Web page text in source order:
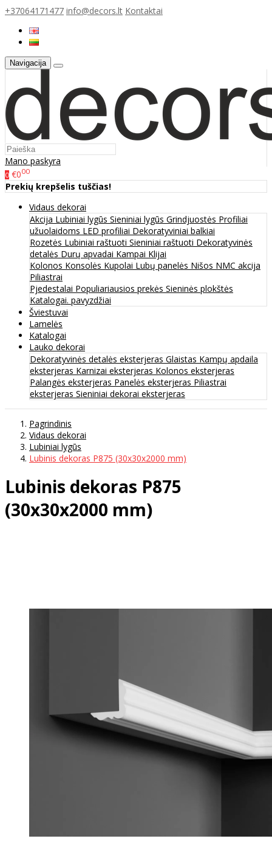
+37064171477 info@decors.lt Kontaktai
Navigacija
Mano paskyra
0 €000
Prekių krepšelis tuščias!
Vidaus dekorai
Akcija Lubiniai lygūs Sieniniai lygūs Grindjuostės Profiliai
užuolaidoms LED profiliai Dekoratyviniai balkiai
Rozetės Lubiniai raštuoti Sieniniai raštuoti Dekoratyvinės
detalės Durų apvadai Kampai Klijai
Kolonos Konsolės Kupolai Lubų panelės Nišos NMC akcija
Piliastrai
Pjedestalai Populiariausios prekės Sieninės plokštės
Katalogai. pavyzdžiai
Šviestuvai
Lamelės
Katalogai
Lauko dekorai
Dekoratyvinės detalės eksterjeras Glaistas Kampų apdaila
eksterjeras Karnizai eksterjeras Kolonos eksterjeras
Palangės eksterjeras Panelės eksterjeras Piliastrai
eksterjeras Sieniniai dekorai eksterjeras
Pagrindinis
Vidaus dekorai
Lubiniai lygūs
Lubinis dekoras P875 (30x30x2000 mm)
Lubinis dekoras P875
(30x30x2000 mm)